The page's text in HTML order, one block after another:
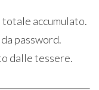
accumulato.
password.
dalle tessere.